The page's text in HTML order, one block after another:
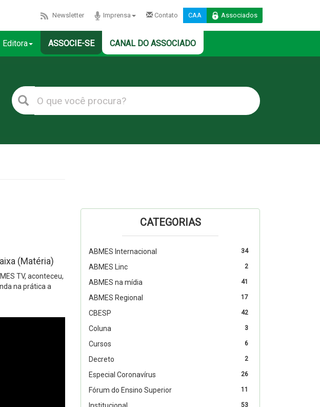
Newsletter Imprensa Contato CAA Associados
Editora ASSOCIE-SE CANAL DO ASSOCIADO
(Matéria)
TV, aconteceu,
na prática a
CATEGORIAS
34
ABMES Internacional
2
ABMES Linc
41
ABMES na mídia
17
ABMES Regional
42
CBESP
3
Coluna
6
Cursos
2
Decreto
26
Especial Coronavírus
11
Fórum do Ensino Superior
53